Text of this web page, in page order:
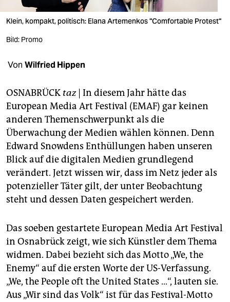
verlag
unterstützen
genossenschaft
epaper login
Klein, kompakt, politisch: Elana Artemenkos "Comfortable Protest"
Bild: Promo
Von Wilfried Hippen
OSNABRÜCK taz| In diesem Jahr hätte das
European Media Art Festival (EMAF) gar keinen
anderen Themenschwerpunkt als die
Überwachung der Medien wählen können. Denn
Edward Snowdens Enthüllungen haben unseren
Blick auf die digitalen Medien grundlegend
verändert. Jetzt wissen wir, dass im Netz jeder als
potenzieller Täter gilt, der unter Beobachtung
steht und dessen Daten gespeichert werden.
Das soeben gestartete European Media Art Festival
in Osnabrück zeigt, wie sich Künstler dem Thema
widmen. Dabei bezieht sich das Motto „We, the
Enemy“ auf die ersten Worte der US-Verfassung.
„We, the People oft the United States ...“, lauten sie.
Aus „Wir sind das Volk“ ist für das Festival-Motto